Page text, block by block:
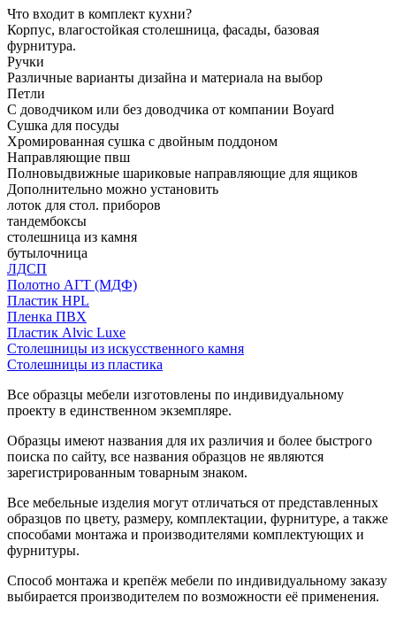
Что входит в комплект кухни?
Корпус, влагостойкая столешница, фасады, базовая
фурнитура.
Ручки
Различные варианты дизайна и материала на выбор
Петли
С доводчиком или без доводчика от компании Boyard
Сушка для посуды
Хромированная сушка с двойным поддоном
Направляющие пвш
Полновыдвижные шариковые направляющие для ящиков
Дополнительно можно установить
лоток для стол. приборов
тандембоксы
столешница из камня
бутылочница
ЛДСП
Полотно АГТ (МДФ)
Пластик HPL
Пленка ПВХ
Пластик Alvic Luxe
Столешницы из искусственного камня
Столешницы из пластика
Все образцы мебели изготовлены по индивидуальному
проекту в единственном экземпляре.
Образцы имеют названия для их различия и более быстрого
поиска по сайту, все названия образцов не являются
зарегистрированным товарным знаком.
Все мебельные изделия могут отличаться от представленных
образцов по цвету, размеру, комплектации, фурнитуре, а также
способами монтажа и производителями комплектующих и
фурнитуры.
Способ монтажа и крепёж мебели по индивидуальному заказу
выбирается производителем по возможности её применения.